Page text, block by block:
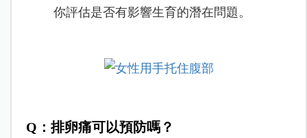
你評估是否有影響生育的潛在問題。
Q：排卵痛可以預防嗎？